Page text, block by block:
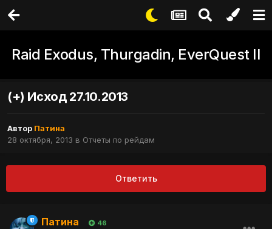
Raid Exodus, Thurgadin, EverQuest II
(+) Исход 27.10.2013
Автор Патина
28 октября, 2013 в Отчеты по рейдам
Ответить
Патина 46